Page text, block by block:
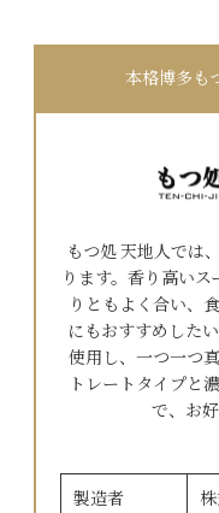
本格博多も
もつ処 天地人では
ります。香り高い
りともよく合い、
にもおすすめした
使用し、一つ一つ
トレートタイプと
で、お
製造者